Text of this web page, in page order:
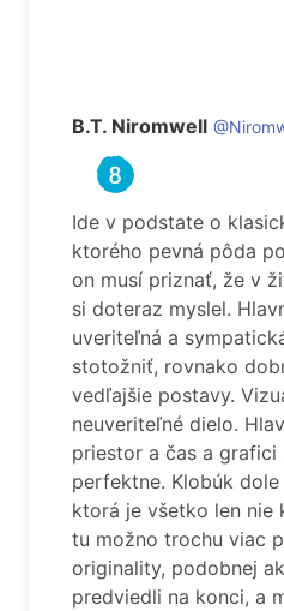
B.T. Niromwell
Ide v podstate o
ktorého pevná pôda
on musí priznať, že v
si doteraz myslel.
uveriteľná a
stotožniť, rovnako
vedľajšie postavy.
neuveriteľné dielo.
priestor a čas a grafici
perfektne. Klobúk
ktorá je všetko len nie
tu možno trochu viac
originality, podobnej
predviedli na konci, a